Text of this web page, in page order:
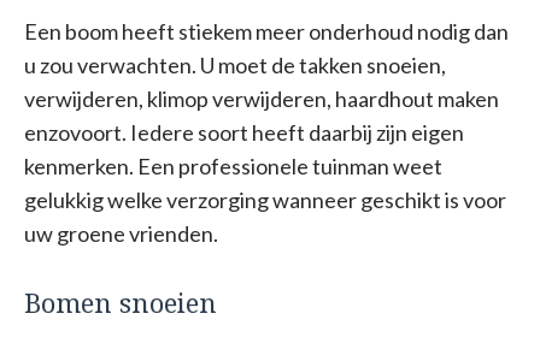
Een boom heeft stiekem meer onderhoud nodig dan
u zou verwachten. U moet de takken snoeien,
verwijderen, klimop verwijderen, haardhout maken
enzovoort. Iedere soort heeft daarbij zijn eigen
kenmerken. Een professionele tuinman weet
gelukkig welke verzorging wanneer geschikt is voor
uw groene vrienden.
Bomen snoeien